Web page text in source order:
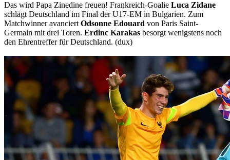
Das wird Papa Zinedine freuen! Frankreich-Goalie Luca Zidane
schlägt Deutschland im Final der U17-EM in Bulgarien. Zum
Matchwinner avanciertOdsonne Edouard von Paris Saint-
Germain mit drei Toren. Erdinc Karakas besorgt wenigstens noch
den Ehrentreffer für Deutschland. (dux)